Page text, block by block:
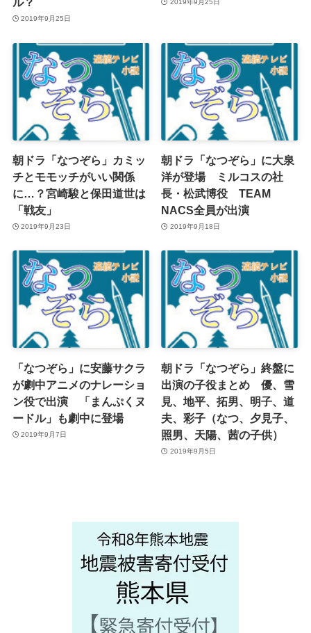
2019年9月25日
2019年9月25日
朝ドラ「なつぞら」カミッ
チとモモッチがいい関係
に…？宮崎駿と保田道世は
「戦友」
2019年9月23日
朝ドラ「なつぞら」に大泉
洋が登場 ミルコスの社
長・松武博役 TEAM
NACS全員が出演
2019年9月18日
「なつぞら」に安藤サクラ
が劇中アニメのナレーショ
ン役で出演 「まんぷくヌ
ードル」も劇中に登場
2019年9月7日
朝ドラ「なつぞら」終盤に
出演の子役まとめ 優、雪
見、地平、拓男、明子、道
夫、彩子（なつ、夕見子、
照男、天陽、茜の子供）
2019年9月5日